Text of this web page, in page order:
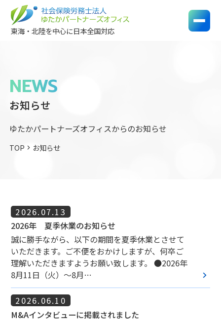
東海・北陸を中心に日本全国対応
NEWS
ゆたかパートナーズオフィスからのお知らせ
お知らせ
TOP chevron_right お知らせ
2026.07.13
2026年 夏季休業のお知らせ
誠に勝手ながら、以下の期間を夏季休業とさせて
いただきます。ご不便をおかけしますが、何卒ご
理解いただきますようお願い致します。 ●2026年
8月11日（火）～8月…
keyboard_arrow_right
2026.06.10
M&Aインタビューに掲載されました